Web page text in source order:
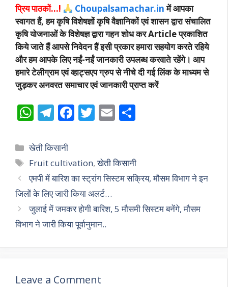
प्रिय पाठकों…! Choupalsamachar.inमें आपका
स्वागत हैं, हम कृषि विशेषज्ञों कृषि वैज्ञानिकों एवं शासन द्वारा संचालित
कृषि योजनाओं के विशेषज्ञ द्वारा गहन शोध कर Article प्रकाशित
किये जाते हैं आपसे निवेदन हैं इसी प्रकार हमारा सहयोग करते रहिये
और हम आपके लिए नईं-नईं जानकारी उपलब्ध करवाते रहेंगे। आप
हमारे टेलीग्राम एवं व्हाट्सएप ग्रुप से नीचे दी गई लिंक के माध्यम से
जुड़कर अनवरत समाचार एवं जानकारी प्राप्त करें
W
at
s
A
p
p
T
e
gr
a
m
F
b
o
o
k
T
er
E
l e
Categories
खेती किसानी
Tags
Fruit cultivation,खेती किसानी
एमपी में बारिश का स्ट्रांग सिस्टम सक्रिय, मौसम विभाग ने इन
जिलों के लिए जारी किया अलर्ट…
जुलाई में जमकर होगी बारिश, 5 मौसमी सिस्टम बनेंगे, मौसम
विभाग ने जारी किया पूर्वानुमान..
Leave a Comment